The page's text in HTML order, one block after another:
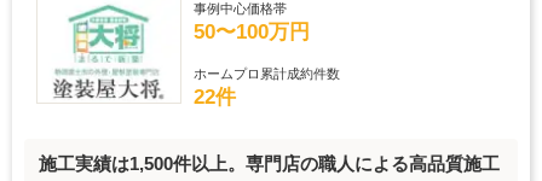
事例中心価格帯
50〜100万円
ホームプロ累計成約件数
22件
施工実績は1,500件以上。専門店の職人による高品質施工